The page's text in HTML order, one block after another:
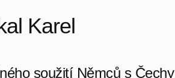
Karel
soužití Němců s Čechy